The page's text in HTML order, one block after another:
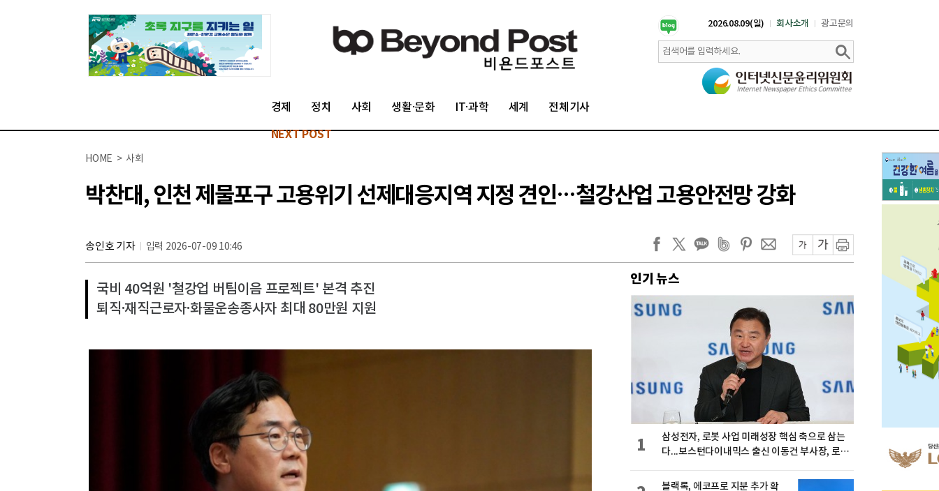
2026.08.09(일) 회사소개 광고문의
경제 정치 사회 생활·문화 IT·과학 세계 전체기사
NEXT POST
HOME > 사회
박찬대, 인천 제물포구 고용위기 선제대응지역 지정 견인…철강산업 고용안전망 강화
송인호 기자 입력 2026-07-09 10:46
국비 40억원 '철강업 버팀이음 프로젝트' 본격 추진
퇴직·재직근로자·화물운송종사자 최대 80만원 지원
인기 뉴스
삼성전자, 로봇 사업 미래성장 핵심 축으로 삼는
다...보스턴다이내믹스 출신 이동건 부사장, 로보
1
블랙록, 에코프로 지분 추가 확